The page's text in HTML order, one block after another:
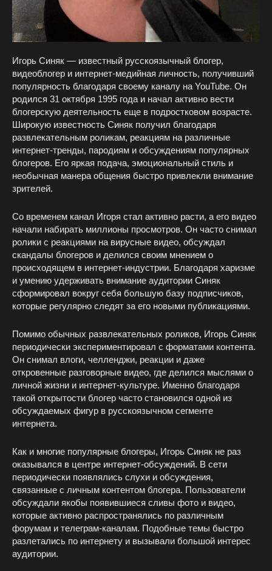
Игорь Синяк — известный русскоязычный блогер,
видеоблогер и интернет-медийная личность, получивший
популярность благодаря своему каналу на YouTube. Он
родился 31 октября 1995 года и начал активно вести
блогерскую деятельность еще в подростковом возрасте.
Широкую известность Синяк получил благодаря
развлекательным роликам, реакциям на различные
интернет-тренды, пародиям и обсуждениям популярных
блогеров. Его яркая подача, эмоциональный стиль и
необычная манера общения быстро привлекли внимание
зрителей.
Со временем канал Игоря стал активно расти, а его видео
начали набирать миллионы просмотров. Он часто снимал
ролики с реакциями на вирусные видео, обсуждал
скандалы блогеров и делился своим мнением о
происходящем в интернет-индустрии. Благодаря харизме
и умению удерживать внимание аудитории Синяк
сформировал вокруг себя большую базу подписчиков,
которые регулярно следят за его новыми публикациями.
Помимо обычных развлекательных роликов, Игорь Синяк
периодически экспериментировал с форматами контента.
Он снимал влоги, челленджи, реакции и даже
откровенные разговорные видео, где делился мыслями о
личной жизни и интернет-культуре. Именно благодаря
такой открытости блогер часто становился одной из
обсуждаемых фигур в русскоязычном сегменте
интернета.
Как и многие популярные блогеры, Игорь Синяк не раз
оказывался в центре интернет-обсуждений. В сети
периодически появлялись слухи и обсуждения,
связанные с личным контентом блогера. Пользователи
обсуждали якобы появившиеся сливы фото и видео,
которые активно распространялись по различным
форумам и телеграм-каналам. Подобные темы быстро
разлетались по интернету и вызывали большой интерес
аудитории.